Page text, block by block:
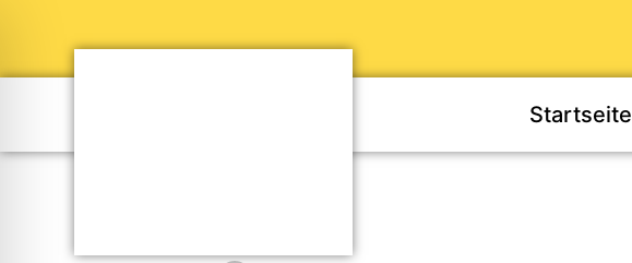
Startseite